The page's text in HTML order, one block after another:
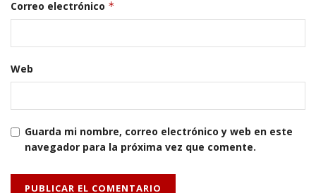
Correo electrónico *
Web
Guarda mi nombre, correo electrónico y web en este
navegador para la próxima vez que comente.